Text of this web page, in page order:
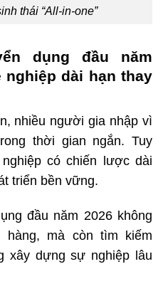
thái “All-in-one”
dụng đầu năm
nghiệp dài hạn thay
nhiều người gia nhập vì
thời gian ngắn. Tuy
có chiến lược dài
triển bền vững.
đầu năm 2026 không
mà còn tìm kiếm
xây dựng sự nghiệp lâu